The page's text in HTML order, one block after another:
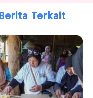
Berita Terkait